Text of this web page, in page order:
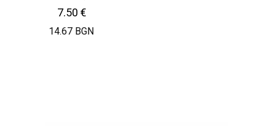
7.50 €
14.67 BGN